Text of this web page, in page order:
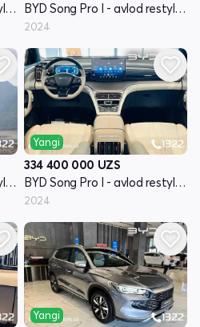
BYD Song Pro I - avlod restyling
BYD Song Pro I - avlod restyling
2024
BYD Song Pro I - avlod restyling
Yangi
334 400 000 UZS
BYD Song Pro I - avlod restyling
2024
Yangi